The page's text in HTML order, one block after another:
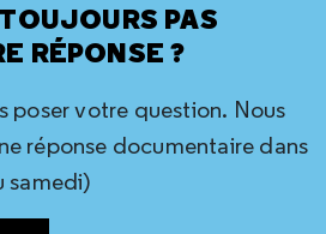
PAS
RÉPONSE ?
poser votre question. Nous
réponse documentaire dans
samedi)